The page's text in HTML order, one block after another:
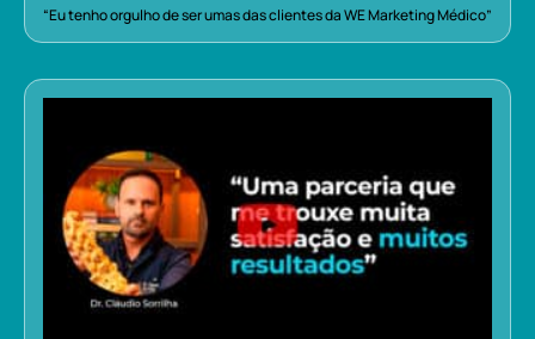
“Eu tenho orgulho de ser umas das clientes da WE Marketing Médico”